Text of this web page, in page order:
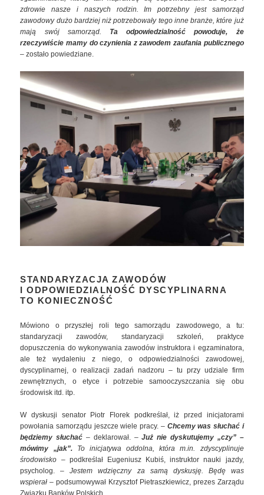
zdrowie nasze i naszych rodzin. Im potrzebny jest samorząd
zawodowy dużo bardziej niż potrzebowały tego inne branże, które już
mają swój samorząd. Ta odpowiedzialność powoduje, że
rzeczywiście mamy do czynienia z zawodem zaufania publicznego
– zostało powiedziane.
STANDARYZACJA ZAWODÓW
I ODPOWIEDZIALNOŚĆ DYSCYPLINARNA
TO KONIECZNOŚĆ
Mówiono o przyszłej roli tego samorządu zawodowego, a tu:
standaryzacji zawodów, standaryzacji szkoleń, praktyce
dopuszczenia do wykonywania zawodów instruktora i egzaminatora,
ale też wydaleniu z niego, o odpowiedzialności zawodowej,
dyscyplinarnej, o realizacji zadań nadzoru – tu przy udziale firm
zewnętrznych, o etyce i potrzebie samooczyszczania się obu
środowisk itd. itp.
W dyskusji senator Piotr Florek podkreślał, iż przed inicjatorami
powołania samorządu jeszcze wiele pracy. – Chcemy was słuchać i
będziemy słuchać – deklarował. –Już nie dyskutujemy „czy” –
mówimy „jak”.To inicjatywa oddolna, która m.in. zdyscyplinuje
środowisko – podkreślał Eugeniusz Kubiś, instruktor nauki jazdy,
psycholog. –Jestem wdzięczny za samą dyskusję. Będę was
wspierał– podsumowywał Krzysztof Pietraszkiewicz, prezes Zarządu